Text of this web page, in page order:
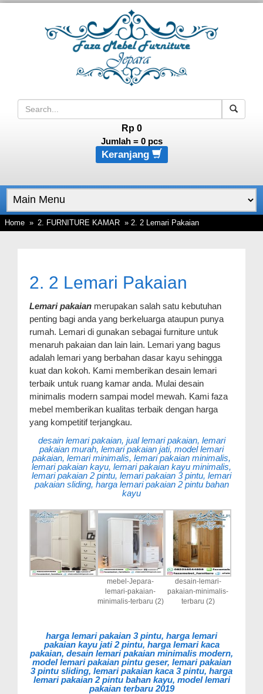
Rp 0
Jumlah = 0pcs
Keranjang
Home » 2. FURNITURE KAMAR » 2. 2 Lemari Pakaian
2. 2 Lemari Pakaian
Lemari pakaian merupakan salah satu kebutuhan
penting bagi anda yang berkeluarga ataupun punya
rumah. Lemari di gunakan sebagai furniture untuk
menaruh pakaian dan lain lain. Lemari yang bagus
adalah lemari yang berbahan dasar kayu sehingga
kuat dan kokoh. Kami memberikan desain lemari
terbaik untuk ruang kamar anda. Mulai desain
minimalis modern sampai model mewah. Kami faza
mebel memberikan kualitas terbaik dengan harga
yang kompetitif terjangkau.
desain lemari pakaian, jual lemari pakaian, lemari
pakaian murah, lemari pakaian jati, model lemari
pakaian, lemari minimalis, lemari pakaian minimalis,
lemari pakaian kayu, lemari pakaian kayu minimalis,
lemari pakaian 2 pintu, lemari pakaian 3 pintu, lemari
pakaian sliding, harga lemari pakaian 2 pintu bahan
kayu
mebel-Jepara-
lemari-pakaian-
minimalis-terbaru (2)
desain-lemari-
pakaian-minimalis-
terbaru (2)
harga lemari pakaian 3 pintu, harga lemari
pakaian kayu jati 2 pintu, harga lemari kaca
pakaian, desain lemari pakaian minimalis modern,
model lemari pakaian pintu geser, lemari pakaian
3 pintu sliding, lemari pakaian kaca 3 pintu, harga
lemari pakaian 2 pintu bahan kayu, model lemari
pakaian terbaru 2019